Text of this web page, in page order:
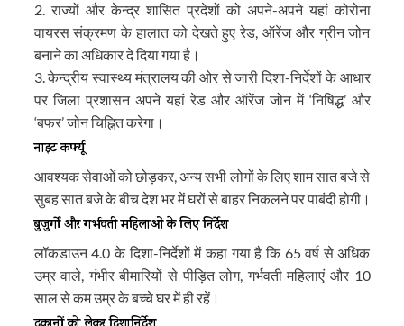
2. राज्यों और केन्द्र शासित प्रदेशों को अपने-अपने यहां कोरोना
वायरस संक्रमण के हालात को देखते हुए रेड, ऑरेंज और ग्रीन जोन
बनाने का अधिकार दे दिया गया है।
3. केन्द्रीय स्वास्थ्य मंत्रालय की ओर से जारी दिशा-निर्देशों के आधार
पर जिला प्रशासन अपने यहां रेड और ऑरेंज जोन में ‘निषिद्ध’ और
‘बफर’ जोन चिह्नित करेगा।
नाइट कर्फ्यू
आवश्यक सेवाओं को छोड़कर, अन्य सभी लोगों के लिए शाम सात बजे से
सुबह सात बजे के बीच देश भर में घरों से बाहर निकलने पर पाबंदी होगी।
बुजुर्गों और गर्भवती महिलाओं के लिए निर्देश
लॉकडाउन 4.0 के दिशा-निर्देशों में कहा गया है कि 65 वर्ष से अधिक
उम्र वाले, गंभीर बीमारियों से पीड़ित लोग, गर्भवती महिलाएं और 10
साल से कम उम्र के बच्चे घर में ही रहें।